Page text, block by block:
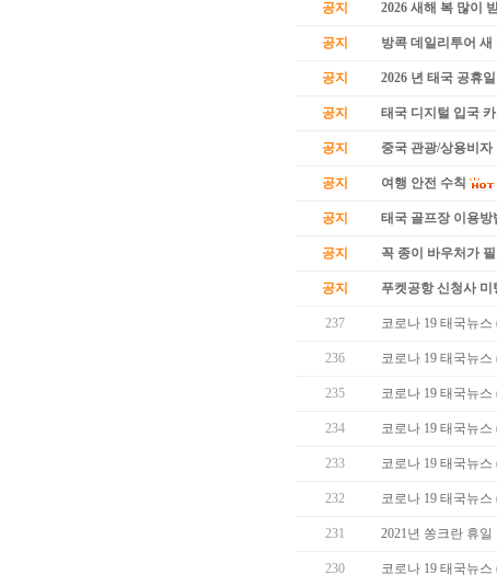
공지 2026 새해 복 많이
공지 방콕 데일리투어
공지 2026 년 태국 공휴
공지 태국 디지털 입국
공지 중국 관광/상용비자
공지 여행 안전 수칙
공지 태국 골프장 이용방
공지 꼭 종이 바우처가
공지 푸켓공항 신청사 미
237 코로나 19 태국뉴스
236 코로나 19 태국뉴스
235 코로나 19 태국뉴스
234 코로나 19 태국뉴스
233 코로나 19 태국뉴스
232 코로나 19 태국뉴스
231 2021년 쏭크란 휴일
230 코로나 19 태국뉴스